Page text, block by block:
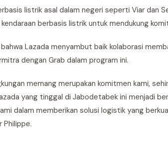
listrik asal dalam negeri seperti Viar dan
berbasis listrik untuk mendukung
Lazada menyambut baik kolaborasi
dengan Grab dalam program ini.
memang merupakan komitmen kami,
yang tinggal di Jabodetabek ini menjadi
dalam memberikan solusi logistik yang
Philippe.